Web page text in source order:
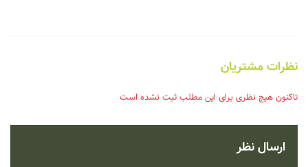
نظرات مشتریان
تاکنون هیچ نظری برای این مطلب ثبت نشده است
ارسال نظر